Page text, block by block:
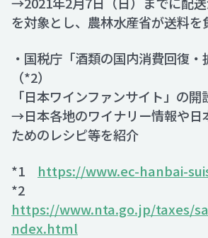
を対象とし、農林水産省が送料を
・国税庁「酒類の国内消費回復・
（*2）
「日本ワインファンサイト」の開
→日本各地のワイナリー情報や日
ためのレシピ等を紹介
*1 https://www.ec-hanbai-
*2
https://www.nta.go.jp/taxes/
ndex.html